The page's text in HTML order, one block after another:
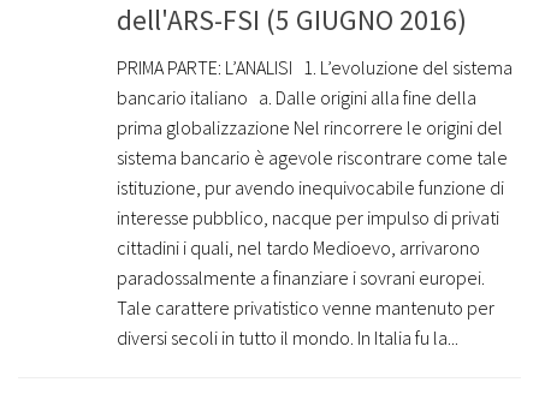
dell'ARS-FSI (5 GIUGNO 2016)
PRIMA PARTE: L’ANALISI ­ ­ 1. L’evoluzione del sistema
bancario italiano ­ ­ a. Dalle origini alla fine della
prima globalizzazione Nel rincorrere le origini del
sistema bancario è agevole riscontrare come tale
istituzione, pur avendo inequivocabile funzione di
interesse pubblico, nacque per impulso di privati
cittadini i quali, nel tardo Medioevo, arrivarono
paradossalmente a finanziare i sovrani europei.
Tale carattere privatistico venne mantenuto per
diversi secoli in tutto il mondo. In Italia fu la...